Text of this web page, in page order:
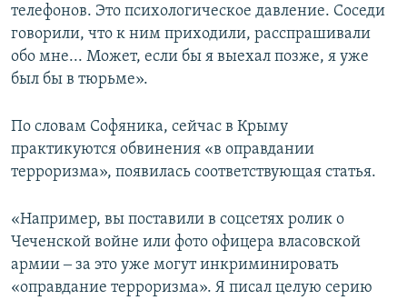
телефонов. Это психологическое давление. Соседи
говорили, что к ним приходили, расспрашивали
обо мне... Может, если бы я выехал позже, я уже
был бы в тюрьме».
По словам Софяника, сейчас в Крыму
практикуются обвинения «в оправдании
терроризма», появилась соответствующая статья.
«Например, вы поставили в соцсетях ролик о
Чеченской войне или фото офицера власовской
армии ‒ за это уже могут инкриминировать
«оправдание терроризма». Я писал целую серию